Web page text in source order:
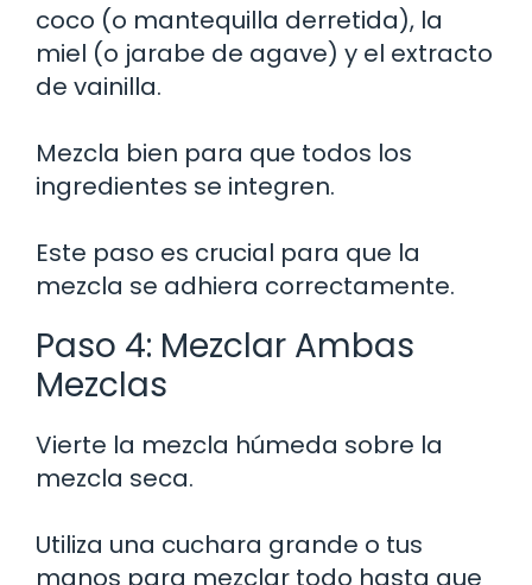
coco (o mantequilla derretida), la
miel (o jarabe de agave) y el extracto
de vainilla.
Mezcla bien para que todos los
ingredientes se integren.
Este paso es crucial para que la
mezcla se adhiera correctamente.
Paso 4: Mezclar Ambas
Mezclas
Vierte la mezcla húmeda sobre la
mezcla seca.
Utiliza una cuchara grande o tus
manos para mezclar todo hasta que